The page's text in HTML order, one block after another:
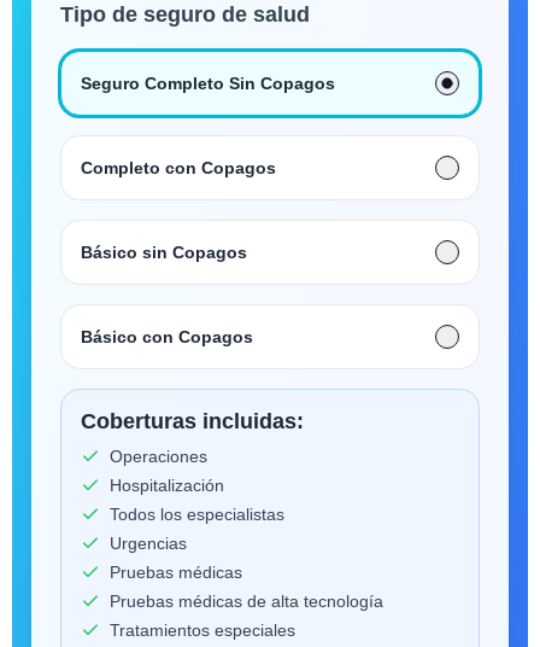
Tipo de seguro de salud
Seguro Completo Sin Copagos
Completo con Copagos
Básico sin Copagos
Básico con Copagos
Coberturas incluidas:
Operaciones
Hospitalización
Todos los especialistas
Urgencias
Pruebas médicas
Pruebas médicas de alta tecnología
Tratamientos especiales